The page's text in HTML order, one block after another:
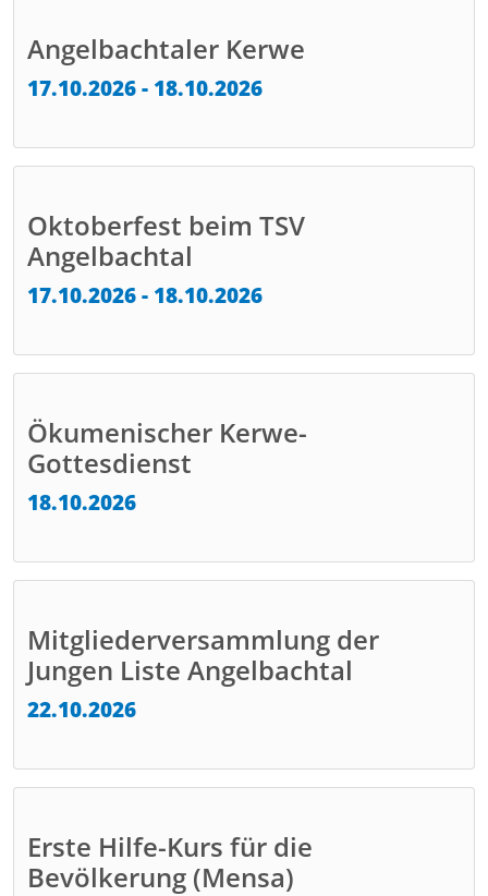
Angelbachtaler Kerwe
17.10.2026 - 18.10.2026
Oktoberfest beim TSV
Angelbachtal
17.10.2026 - 18.10.2026
Ökumenischer Kerwe-
Gottesdienst
18.10.2026
Mitgliederversammlung der
Jungen Liste Angelbachtal
22.10.2026
Erste Hilfe-Kurs für die
Bevölkerung (Mensa)